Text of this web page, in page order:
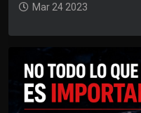
Mar 24 2023